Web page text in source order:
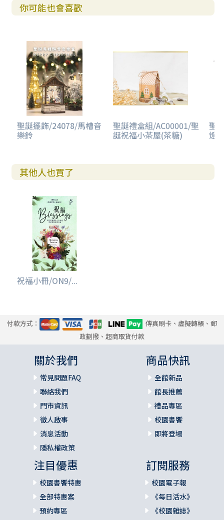
你可能也會喜歡
聖誕擺飾/24078/馬槽音
樂鈴
聖誕禮盒組/AC00001/聖
誕祝福小茶屋(茶糖)
聖
燈
其他人也買了
祝福小冊/ON9/...
付款方式：
傳真刷卡、虛擬轉帳、郵
政劃撥、超商取貨付款
關於我們
常見問題FAQ
聯絡我們
門市資訊
徵人啟事
消息活動
隱私權政策
商品快訊
全館新品
館長推薦
禮品專區
校園書饗
即將登場
注目優惠
校園書饗特惠
全部特惠案
預約專區
訂閱服務
校園電子報
《每日活水》
《校園雜誌》